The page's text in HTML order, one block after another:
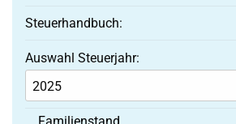
Steuerhandbuch:
Auswahl Steuerjahr: